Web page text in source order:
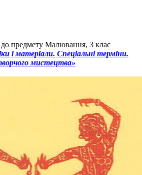
до предмету Малювання, 3 клас
і матеріали. Спеціальні терміни.
мистецтва»